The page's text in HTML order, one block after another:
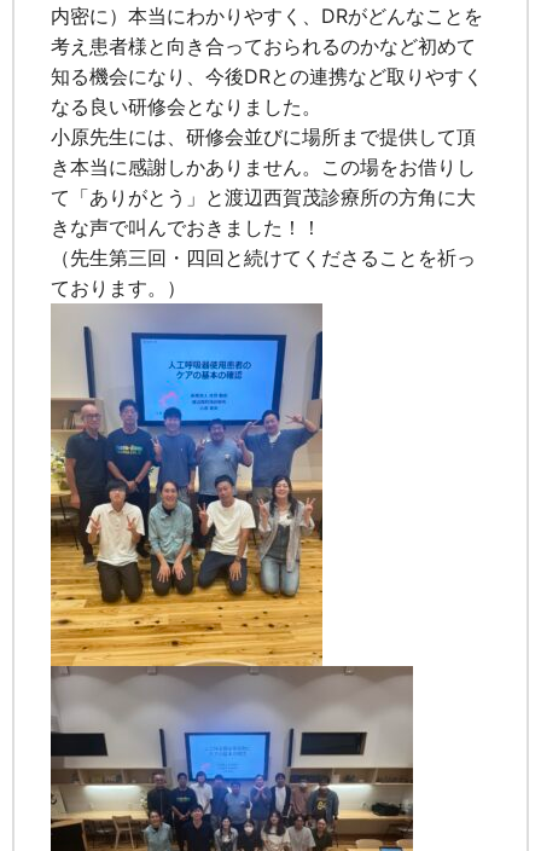
内密に）本当にわかりやすく、DRがどんなことを
考え患者様と向き合っておられるのかなど初めて
知る機会になり、今後DRとの連携など取りやすく
なる良い研修会となりました。
小原先生には、研修会並びに場所まで提供して頂
き本当に感謝しかありません。この場をお借りし
て「ありがとう」と渡辺西賀茂診療所の方角に大
きな声で叫んでおきました！！
（先生第三回・四回と続けてくださることを祈っ
ております。）